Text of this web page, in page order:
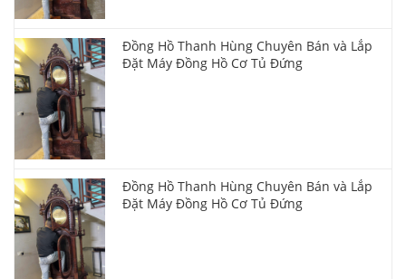
Đồng Hồ Thanh Hùng Chuyên Bán và Lắp
Đặt Máy Đồng Hồ Cơ Tủ Đứng
Đồng Hồ Thanh Hùng Chuyên Bán và Lắp
Đặt Máy Đồng Hồ Cơ Tủ Đứng